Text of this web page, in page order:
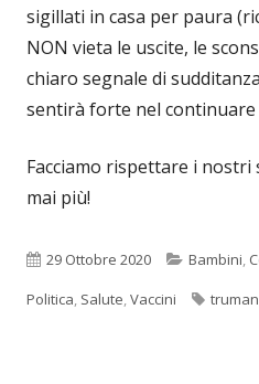
sigillati in casa per paura
NON vieta le uscite, le
chiaro segnale di
sentirà forte nel continuare
Facciamo rispettare i
mai più!
Pubblicato
29 Ottobre 2020 Categorie
Bambini,
Politica, Salute,Vaccini Tag